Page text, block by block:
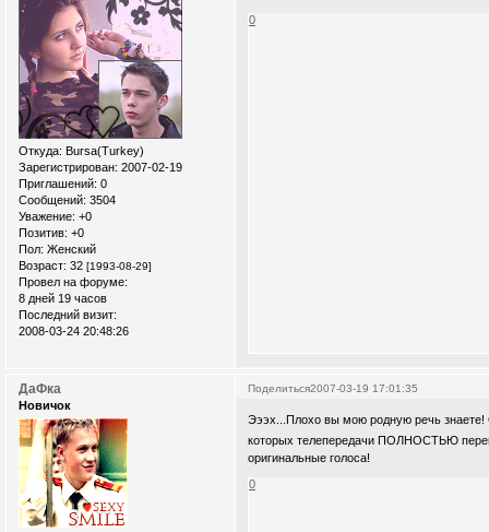
Откуда: Bursa(Turkey)
Зарегистрирован: 2007-02-19
Приглашений: 0
Сообщений: 3504
Уважение: +0
Позитив: +0
Пол: Женский
Возраст: 32 [1993-08-29]
Провел на форуме:
8 дней 19 часов
Последний визит:
2008-03-24 20:48:26
0
Поделиться2007-03-19 17:01:35
ДаФка
Новичок
Эээх...Плохо вы мою родную речь
которых телепередачи ПОЛНОСТЬЮ
оригинальные голоса!
0